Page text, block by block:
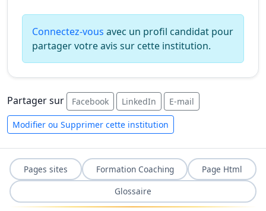
Connectez-vous avec un profil candidat pour
partager votre avis sur cette institution.
Partager sur Facebook LinkedIn E-mail
Modifier ou Supprimer cette institution
Pages sites Formation Coaching
Page Html
Glossaire